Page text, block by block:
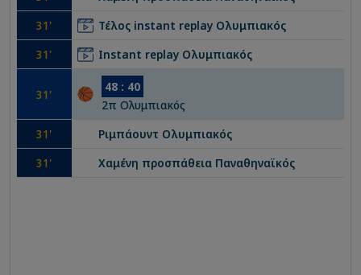
31 ' Τέλος instant replay Ολυμπιακός
31 ' Instant replay Ολυμπιακός
31 ' 48 : 40
2π Ολυμπιακός
31 ' Ριμπάουντ Ολυμπιακός
31 ' Χαμένη προσπάθεια Παναθηναϊκός